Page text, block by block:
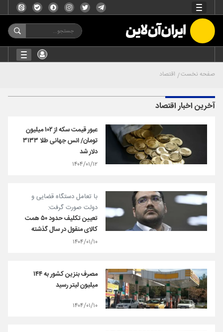
صفحه نخست اقتصاد
آخرین اخبار اقتصاد
عبور قیمت سکه از ۱۰۲ میلیون
تومان/ انس جهانی طلا ۳۱۳۳
دلار شد
۱۴۰۴/۰۱/۱۲
با تعامل دستگاه قضایی و
دولت صورت گرفت:
تعیین تكلیف حدود ۵۰ همت
كالای منقول در سال گذشته
۱۴۰۴/۰۱/۱۰
مصرف بنزین کشور به ۱۴۴
میلیون لیتر رسید
۱۴۰۴/۰۱/۱۰